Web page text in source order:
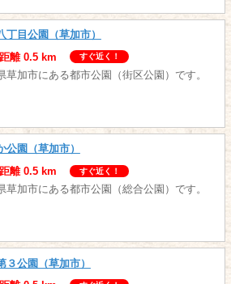
丁目公園（草加市）
距離 0.5 km
すぐ近く！
草加市にある都市公園（街区公園）です。
公園（草加市）
距離 0.5 km
すぐ近く！
草加市にある都市公園（総合公園）です。
３公園（草加市）